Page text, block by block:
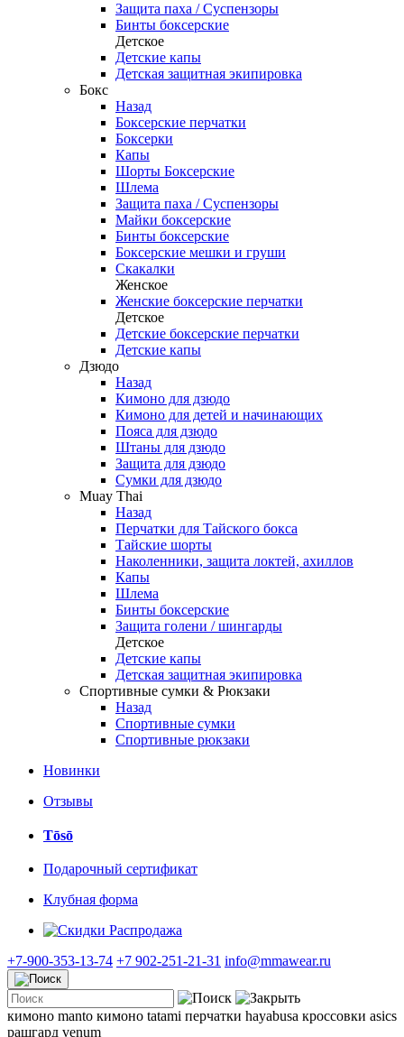
Защита паха / Суспензоры
Бинты боксерские
Детское
Детские капы
Детская защитная экипировка
Бокс
Назад
Боксерские перчатки
Боксерки
Капы
Шорты Боксерские
Шлема
Защита паха / Суспензоры
Майки боксерские
Бинты боксерские
Боксерские мешки и груши
Скакалки
Женское
Женские боксерские перчатки
Детское
Детские боксерские перчатки
Детские капы
Дзюдо
Назад
Кимоно для дзюдо
Кимоно для детей и начинающих
Пояса для дзюдо
Штаны для дзюдо
Защита для дзюдо
Сумки для дзюдо
Muay Thai
Назад
Перчатки для Тайского бокса
Тайские шорты
Наколенники, защита локтей, ахиллов
Капы
Шлема
Бинты боксерские
Защита голени / шингарды
Детское
Детские капы
Детская защитная экипировка
Спортивные сумки & Рюкзаки
Назад
Спортивные сумки
Спортивные рюкзаки
Новинки
Отзывы
Tōsō
Подарочный сертификат
Клубная форма
Распродажа
+7-900-353-13-74 +7 902-251-21-31 info@mmawear.ru
кимоно manto кимоно tatami перчатки hayabusa кроссовки asics
рашгард venum